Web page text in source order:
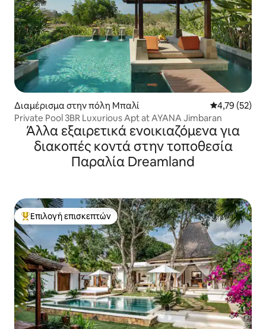
Διαμέρισμα στην πόλη Μπαλί Μέση
4,79 (52)
Private Pool 3BR Luxurious Apt at AYANA Jimbaran
Άλλα εξαιρετικά ενοικιαζόμενα για
διακοπές κοντά στην τοποθεσία
Παραλία Dreamland
Κορυφαία επιλογή επισκεπτών
Επιλογή επισκεπτών